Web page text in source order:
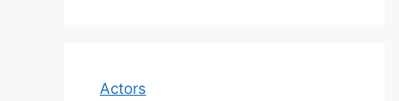
Actors